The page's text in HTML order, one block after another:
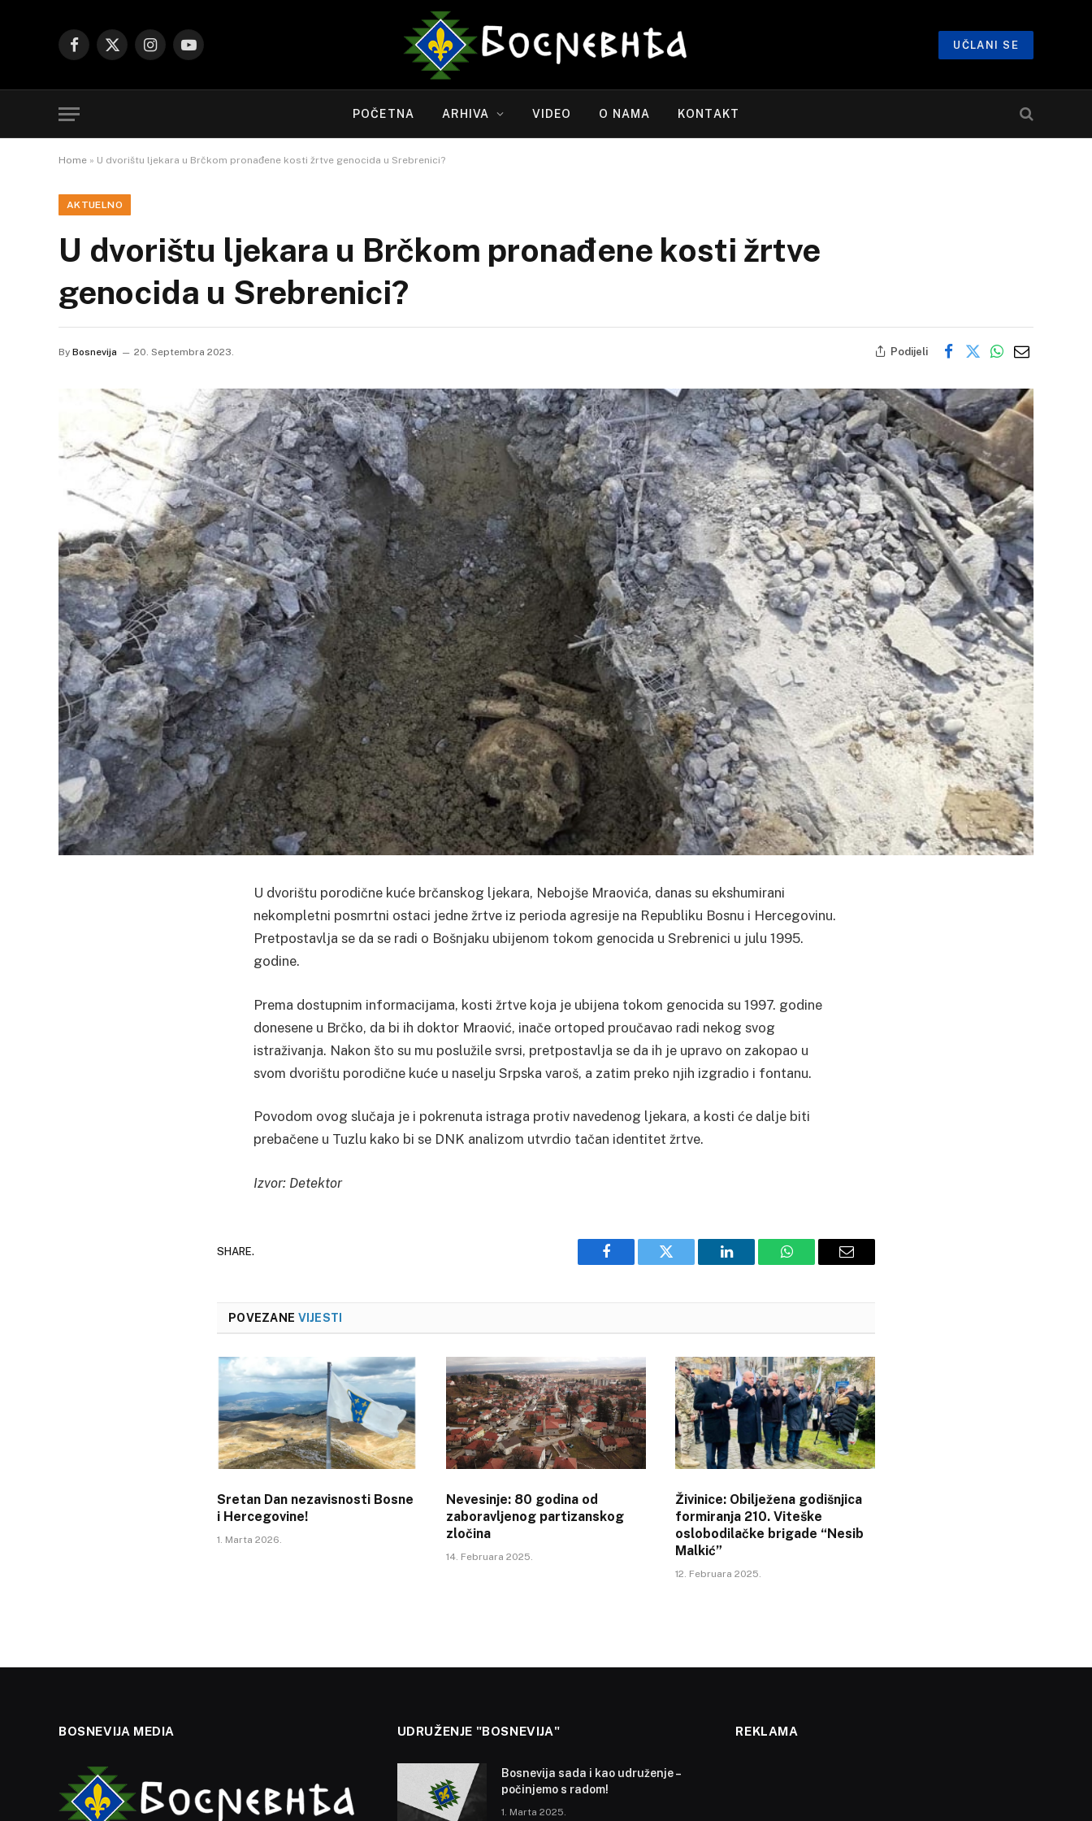
Facebook
X
InstagramYouTube
UČLANI SE
POČETNA ARHIVA VIDEO O NAMA KONTAKT
Home » U dvorištu ljekara u Brčkom pronađene kosti žrtve genocida u Srebrenici?
AKTUELNO
U dvorištu ljekara u Brčkom pronađene kosti žrtve
genocida u Srebrenici?
By Bosnevija 20. Septembra 2023. Podijeli
U dvorištu porodične kuće brčanskog ljekara, Nebojše Mraovića, danas su ekshumirani
nekompletni posmrtni ostaci jedne žrtve iz perioda agresije na Republiku Bosnu i Hercegovinu.
Pretpostavlja se da se radi o Bošnjaku ubijenom tokom genocida u Srebrenici u julu 1995.
godine.
Prema dostupnim informacijama, kosti žrtve koja je ubijena tokom genocida su 1997. godine
donesene u Brčko, da bi ih doktor Mraović, inače ortoped proučavao radi nekog svog
istraživanja. Nakon što su mu poslužile svrsi, pretpostavlja se da ih je upravo on zakopao u
svom dvorištu porodične kuće u naselju Srpska varoš, a zatim preko njih izgradio i fontanu.
Povodom ovog slučaja je i pokrenuta istraga protiv navedenog ljekara, a kosti će dalje biti
prebačene u Tuzlu kako bi se DNK analizom utvrdio tačan identitet žrtve.
Izvor: Detektor
SHARE.
Facebook Twitter LinkedIn WhatsAppEmail
POVEZANE VIJESTI
Sretan Dan nezavisnosti Bosne
i Hercegovine!
1. Marta 2026.
Nevesinje: 80 godina od
zaboravljenog partizanskog
zločina
14. Februara 2025.
Živinice: Obilježena godišnjica
formiranja 210. Viteške
oslobodilačke brigade “Nesib
Malkić”
12. Februara 2025.
BOSNEVIJA MEDIA UDRUŽENJE "BOSNEVIJA"
Bosnevija sada i kao udruženje –
počinjemo s radom!
1. Marta 2025.
REKLAMA